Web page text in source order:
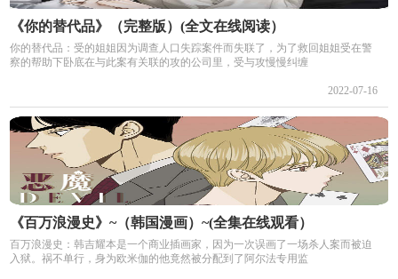
《你的替代品》（完整版）(全文在线阅读）
你的替代品：受的姐姐因为调查人口失踪案件而失联了，为了救回姐姐受在警
察的帮助下卧底在与此案有关联的攻的公司里，受与攻慢慢纠缠
2022-07-16
《百万浪漫史》~（韩国漫画）~(全集在线观看）
百万浪漫史：韩吉耀本是一个商业插画家，因为一次误画了一场杀人案而被迫
入狱。祸不单行，身为欧米伽的他竟然被分配到了阿尔法专用监